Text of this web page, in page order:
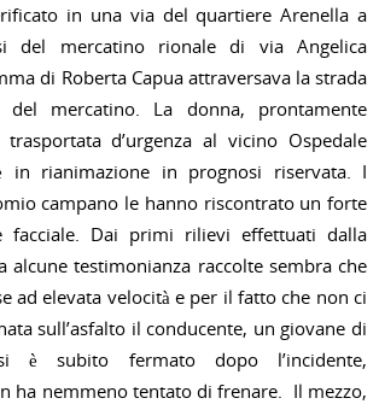
in una via del quartiere Arenella a
del mercatino rionale di via Angelica
di Roberta Capua attraversava la strada
del mercatino. La donna, prontamente
d’urgenza al vicino Ospedale
in rianimazione in prognosi riservata. I
campano le hanno riscontrato un forte
facciale. Dai primi rilievi effettuati dalla
alcune testimonianza raccolte sembra che
ad elevata velocità e per il fatto che non ci
sull’asfalto il conducente, un giovane di
subito fermato dopo l’incidente,
ha nemmeno tentato di frenare. Il mezzo,